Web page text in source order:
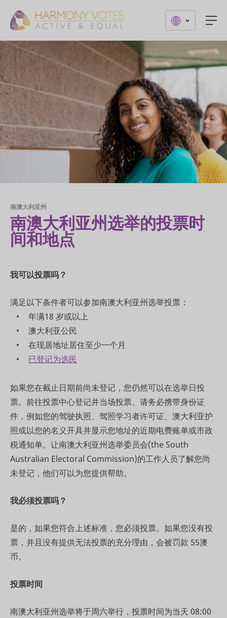
南澳大利亚州
南澳大利亚州选举的投票时
间和地点
我可以投票吗？
满足以下条件者可以参加南澳大利亚州选举投票：
年满18 岁或以上
澳大利亚公民
在现居地址居住至少一个月
已登记为选民
如果您在截止日期前尚未登记，您仍然可以在选举日投
票。前往投票中心登记并当场投票。请务必携带身份证
件，例如您的驾驶执照、驾照学习者许可证、澳大利亚护
照或以您的名义开具并显示您地址的近期电费账单或市政
税通知单。让南澳大利亚州选举委员会(the South
Australian Electoral Commission)的工作人员了解您尚
未登记，他们可以为您提供帮助。
我必须投票吗？
是的，如果您符合上述标准，您必须投票。如果您没有投
票，并且没有提供无法投票的充分理由，会被罚款 55澳
币。
投票时间
南澳大利亚州选举将于周六举行，投票时间为当天 08:00